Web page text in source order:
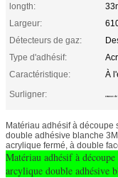
longth:
Largeur:
Détecteurs de gaz:
Type d'adhésif:
Caractéristique:
À
Surligner:
3m4920 de
Matériau adhésif à découpe
double adhésive blanche
acrylique fermé, à double
Matériau adhésif à
arcylique double adhésive